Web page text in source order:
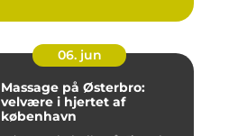
06. jun
Massage på Østerbro:
velvære i hjertet af
københavn